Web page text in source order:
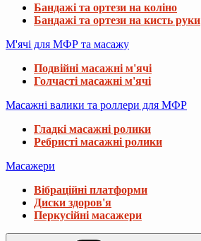
Бандажі та ортези на коліно
Бандажі та ортези на кисть руки
М'ячі для МФР та масажу
Подвійні масажні м'ячі
Голчасті масажні м'ячі
Масажні валики та роллери для МФР
Гладкі масажні ролики
Ребристі масажні ролики
Масажери
Вібраційні платформи
Диски здоров'я
Перкусійні масажери